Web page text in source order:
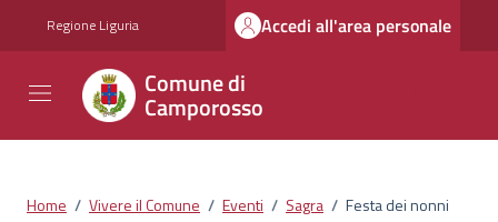
Regione Liguria Accedi all'area personale
Comune di
Camporosso
Home / Vivere il Comune / Eventi / Sagra / Festa dei nonni